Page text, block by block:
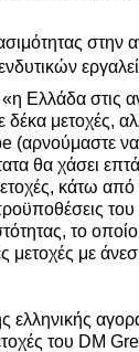
στην
Ελλάδα στις
δέκα μετοχές,
(αρνούμαστε
θα χάσει
κάτω από
το
μετοχές με
ελληνικής
του DM